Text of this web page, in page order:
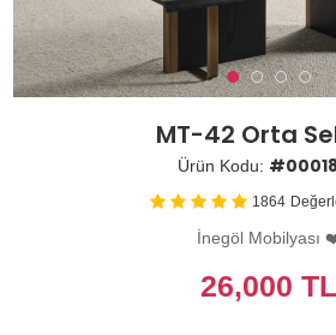
MT-42 Orta
Ürün Kodu:
1864
İnegöl Mobilyası
26,000 TL